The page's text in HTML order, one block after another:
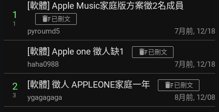
1
1
[軟體] Apple Music家庭版方案徵2名成員
已刪文
pyroumd5 7月前, 12/18
[軟體] Apple one 徵人缺1 已刪文
haha0988 7月前, 12/18
2
3
[軟體] 徵人 APPLEONE家庭一年 已刪文
ygagagaga 8月前, 12/08